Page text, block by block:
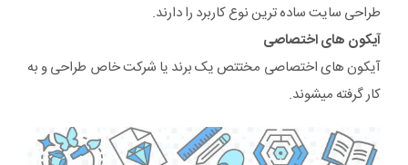
طراحی سایت ساده ترین نوع کاربرد را دارند.
آیکون های اختصاصی
آیکون های اختصاصی مختتص یک برند یا شرکت خاص طراحی و به
کار گرفته میشوند.